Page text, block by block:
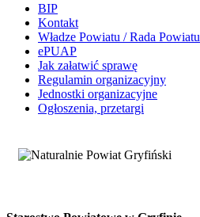
BIP
Kontakt
Władze Powiatu / Rada Powiatu
ePUAP
Jak załatwić sprawę
Regulamin organizacyjny
Jednostki organizacyjne
Ogłoszenia, przetargi